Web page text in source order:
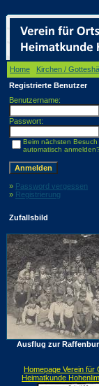
Home Kirchen /
Registrierte Benutzer
Benutzername:
Passwort:
Beim nächsten Besuch
automatisch anmelden?
» Password vergessen
» Registrierung
Zufallsbild
Ausflug zur
Homepage Verein für
Heimatkunde